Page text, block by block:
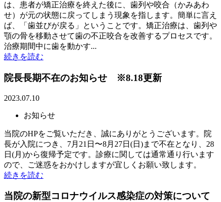
は、患者が矯正治療を終えた後に、歯列や咬合（かみあわ
せ）が元の状態に戻ってしまう現象を指します。簡単に言え
ば、「歯並びが戻る」ということです。矯正治療は、歯列や
顎の骨を移動させて歯の不正咬合を改善するプロセスです。
治療期間中に歯を動かす...
続きを読む
院長長期不在のお知らせ ※8.18更新
2023.07.10
お知らせ
当院のHPをご覧いただき、誠にありがとうございます。院
長が入院につき、7月21日〜8月27日(日)まで不在となり、28
日(月)から復帰予定です。診療に関しては通常通り行います
ので、ご迷惑をおかけしますが宜しくお願い致します。
続きを読む
当院の新型コロナウイルス感染症の対策について